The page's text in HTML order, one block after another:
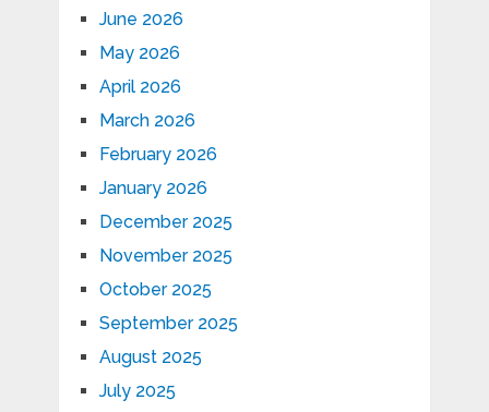
June 2026
May 2026
April 2026
March 2026
February 2026
January 2026
December 2025
November 2025
October 2025
September 2025
August 2025
July 2025